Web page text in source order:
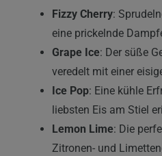
Fizzy Cherry:
eine prickelnde
Grape Ice: Der süße
veredelt mit einer
Ice Pop: Eine kühle
liebsten Eis am Stiel
Lemon Lime: Die
Zitronen- und